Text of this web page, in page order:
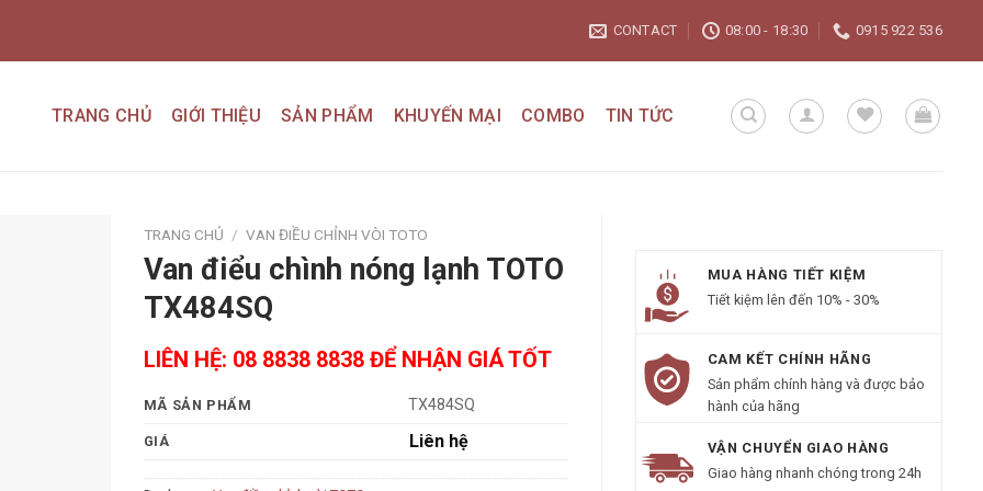
CONTACT 08:00 - 18:30 0915 922 536
TRANG CHỦ GIỚI THIỆU SẢN PHẨM KHUYẾN MẠI COMBO TIN TỨC
TRANG CHỦ / VAN ĐIỀU CHỈNH VÒI TOTO
Van điểu chình nóng lạnh TOTO
TX484SQ
LIÊN HỆ: 08 8838 8838 ĐỂ NHẬN GIÁ TỐT
MÃ SẢN PHẨM TX484SQ
GIÁ Liên hệ
MUA HÀNG TIẾT KIỆM
Tiết kiệm lên đến 10% - 30%
CAM KẾT CHÍNH HÃNG
Sản phẩm chính hàng và được bảo
hành của hãng
VẬN CHUYỂN GIAO HÀNG
Giao hàng nhanh chóng trong 24h